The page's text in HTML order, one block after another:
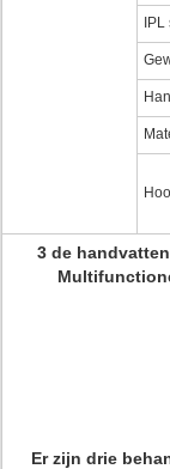
3 de
Er zijn drie